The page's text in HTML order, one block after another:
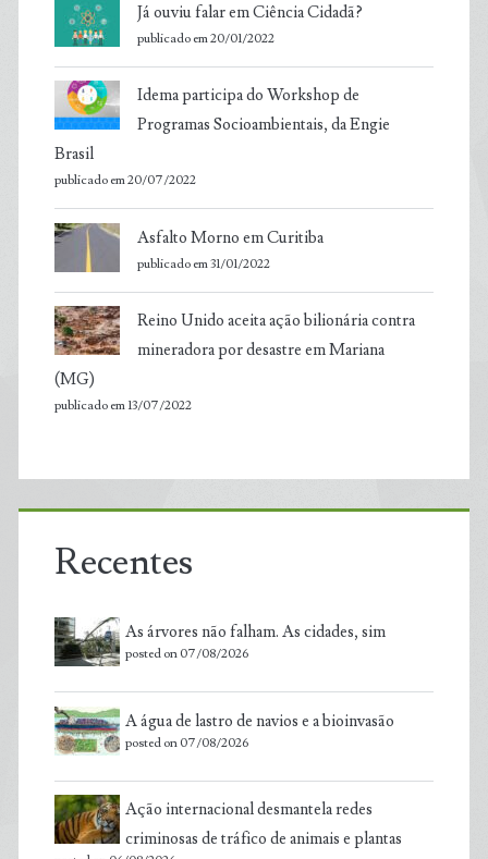
Já ouviu falar em Ciência Cidadã?
publicado em 20/01/2022
Idema participa do Workshop de
Programas Socioambientais, da Engie
Brasil
publicado em 20/07/2022
Asfalto Morno em Curitiba
publicado em 31/01/2022
Reino Unido aceita ação bilionária contra
mineradora por desastre em Mariana
(MG)
publicado em 13/07/2022
Recentes
As árvores não falham. As cidades, sim
posted on 07/08/2026
A água de lastro de navios e a bioinvasão
posted on 07/08/2026
Ação internacional desmantela redes
criminosas de tráfico de animais e plantas